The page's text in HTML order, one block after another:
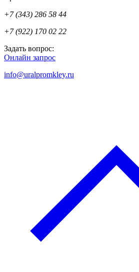
+7 (343) 286 58 44
+7 (922) 170 02 22
Задать вопрос:
Онлайн запрос
info@uralpromkley.ru